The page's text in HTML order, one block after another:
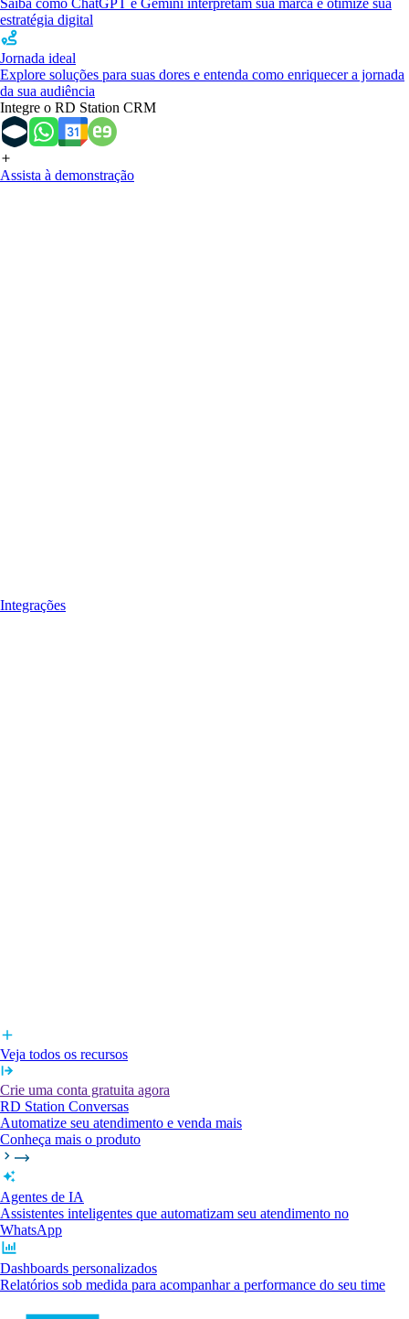
estratégia digital
Jornada ideal
Explore soluções para suas dores e entenda como enriquecer a jornada
da sua audiência
Integre o RD Station CRM
Assista à demonstração
Integrações
Veja todos os recursos
Crie uma conta gratuita agora
RD Station Conversas
Automatize seu atendimento e venda mais
Conheça mais o produto
Agentes de IA
Assistentes inteligentes que automatizam seu atendimento no
WhatsApp
Dashboards personalizados
Relatórios sob medida para acompanhar a performance do seu time